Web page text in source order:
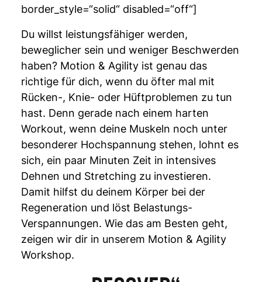
border_style=“solid“ disabled=“off“]
Du willst leistungsfähiger werden,
beweglicher sein und weniger Beschwerden
haben? Motion & Agility ist genau das
richtige für dich, wenn du öfter mal mit
Rücken-, Knie- oder Hüftproblemen zu tun
hast. Denn gerade nach einem harten
Workout, wenn deine Muskeln noch unter
besonderer Hochspannung stehen, lohnt es
sich, ein paar Minuten Zeit in intensives
Dehnen und Stretching zu investieren.
Damit hilfst du deinem Körper bei der
Regeneration und löst Belastungs-
Verspannungen. Wie das am Besten geht,
zeigen wir dir in unserem Motion & Agility
Workshop.